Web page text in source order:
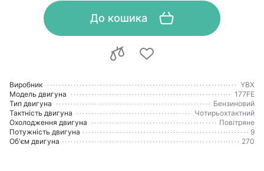
До кошика
Виробник
YBX
Модель двигуна
177FE
Тип двигуна
Бензиновий
Тактність двигуна
Чотирьохтактний
Охолодження двигуна
Повітряне
Потужність двигуна
9
Об'єм двигуна
270